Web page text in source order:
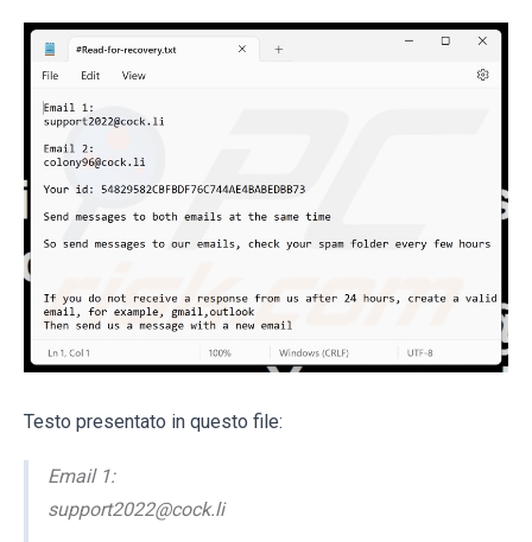
Testo presentato in questo file:
Email 1:
support2022@cock.li